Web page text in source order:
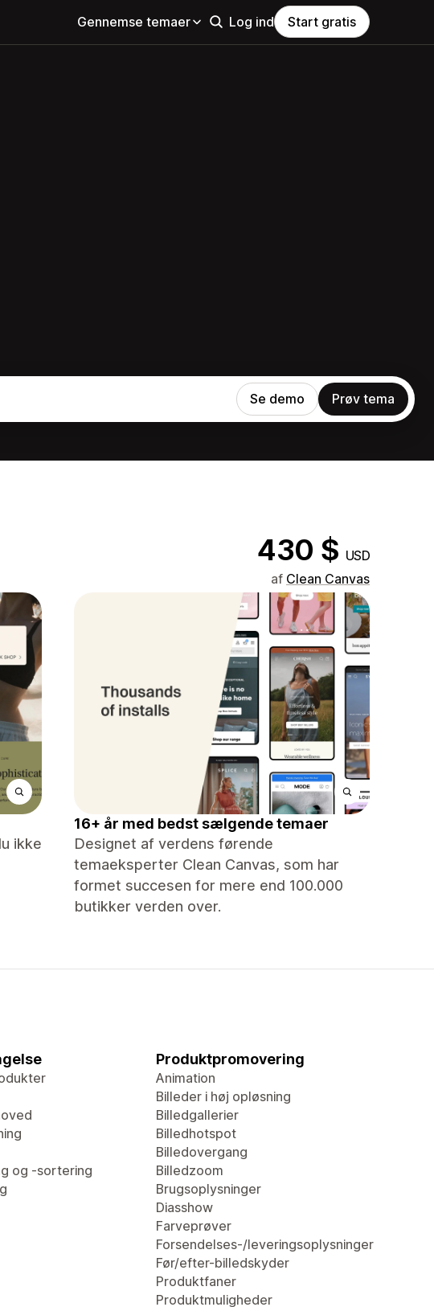
Gennemse temaer Log ind Start gratis
Se demo Prøv tema
430 $ USD
af Clean Canvas
ikke
16+ år med bedst sælgende temaer
Designet af verdens førende
temaeksperter Clean Canvas, som har
formet succesen for mere end 100.000
butikker verden over.
og -sortering
Produktpromovering
Animation
Billeder i høj opløsning
Billedgallerier
Billedhotspot
Billedovergang
Billedzoom
Brugsoplysninger
Diasshow
Farveprøver
Forsendelses-/leveringsoplysninger
Før/efter-billedskyder
Produktfaner
Produktmuligheder